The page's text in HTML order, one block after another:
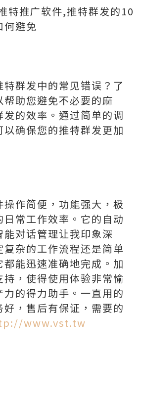
特推广软件,推特群发的10
何避免
群发中的常见错误？了
帮助您避免不必要的麻
的效率。通过简单的调
确保您的推特群发更加
作简便，功能强大，极
常工作效率。它的自动
对话管理让我印象深
杂的工作流程还是简单
能迅速准确地完成。加
，使得使用体验非常愉
的得力助手。一直用的
，售后有保证，需要的
www.vst.tw